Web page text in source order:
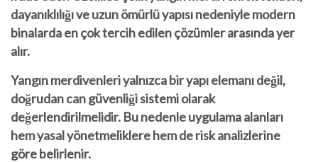
dayanıklılığı ve uzun ömürlü yapısı nedeniyle modern
binalarda en çok tercih edilen çözümler arasında yer
alır.
Yangın merdivenleri yalnızca bir yapı elemanı değil,
doğrudancan güvenliği sistemiolarak
değerlendirilmelidir. Bu nedenle uygulama alanları
hem yasal yönetmeliklere hem de risk analizlerine
göre belirlenir.